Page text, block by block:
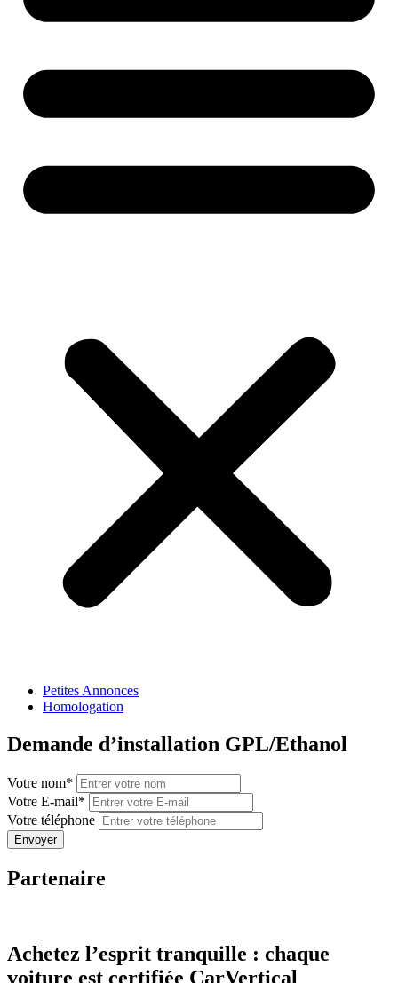
Petites Annonces
Homologation
Demande d’installation GPL/Ethanol
Votre nom*
Votre E-mail*
Votre téléphone
Partenaire
Achetez l’esprit tranquille : chaque
voiture est certifiée CarVertical